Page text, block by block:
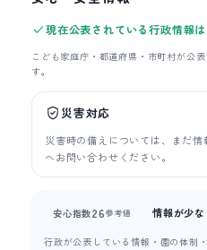
現在公表されている行政情報は
こども家庭庁・都道府県・市町村が公
す。
災害対応
災害時の備えについては、まだ
へお問い合わせください。
安心指数26参考値 情報が少
行政が公表している情報・園の体制